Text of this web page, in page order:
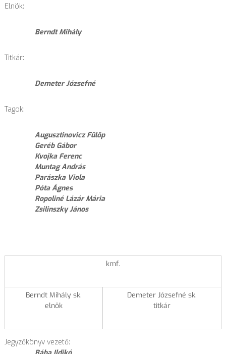
Elnök:
Berndt Mihály
Titkár:
Demeter Józsefné
Tagok:
Augusztinovicz Fülöp
Geréb Gábor
Kvojka Ferenc
Muntag András
Parászka Viola
Póta Ágnes
Ropoliné Lázár Mária
Zsilinszky János
kmf.
Berndt Mihály sk.
elnök
Demeter Józsefné sk.
titkár
Jegyzőkönyv vezető: